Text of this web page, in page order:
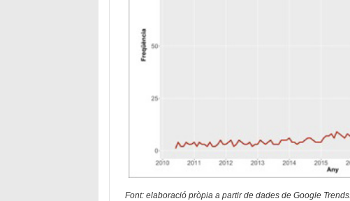
Font: elaboració pròpia a partir de dades de Google Trends.